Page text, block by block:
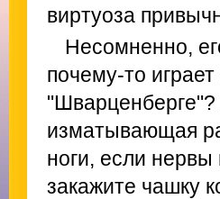
виртуоза
Несомненно,
почему-то
"Шварценберге"?
изматывающая
ноги, если
закажите чашку